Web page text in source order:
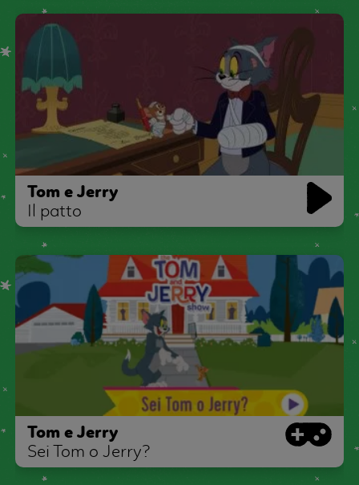
Tom e Jerry
Il patto
Tom e Jerry
Sei Tom o Jerry?